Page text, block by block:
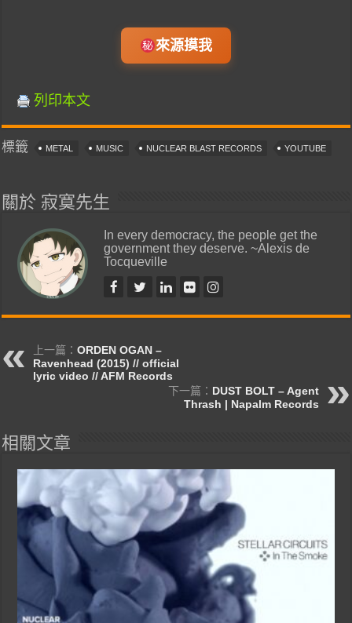
來源摸我
列印本文
標籤 METAL MUSIC NUCLEAR BLAST RECORDS YOUTUBE
關於 寂寞先生
In every democracy, the people get the
government they deserve. ~Alexis de
Tocqueville
上一篇：ORDEN OGAN –
Ravenhead (2015) // official
lyric video // AFM Records
下一篇： DUST BOLT – Agent
Thrash | Napalm Records
相關文章